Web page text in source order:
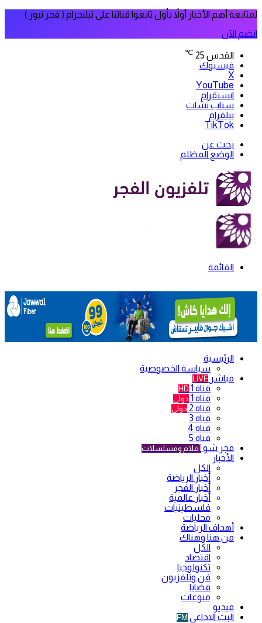
لمتابعة أهم الأخبار أولاً بأول تابعوا قناتنا على تيليجرام ( فجر نيوز )
انضم الآن
القدس 25
℃
فيسبوك
‫X
‫YouTube
انستقرام
سناب تشات
تيلقرام
‫TikTok
بحث عن
الوضع المظلم
القائمة
الرئيسية
سياسة الخصوصية
مباشر LIVE
قناة 1 HD
قناة 1 دولي
قناة 2 دولي
قناة 3
قناة 4
قناة 5
فجر شو أفلام ومسلسلات
الأخبار
الكل
أخبار الرياضة
أخبار الفجر
أخبار عالمية
فلسطينيات
محليات
أهداف الرياضة
من هنا وهناك
الكل
اقتصاد
تكنولوجيا
فن وتلفزيون
قضايا
منوعات
فيديو
البث الاذاعي FM